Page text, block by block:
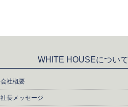
WHITE HOUSEについて
会社概要
社長メッセージ